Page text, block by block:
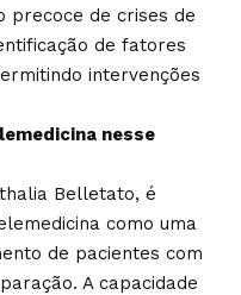
precoce de crises de
de fatores
intervenções
nesse
Belletato, é
como uma
de pacientes com
A capacidade